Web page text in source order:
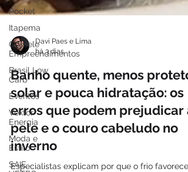
Pocket
Itapema
Gessele
Empreendimentos
Brasil Low
Carb
Eventos
Vektor
Energia
Moda e
Estilo
SAIE
Davi Paes e Lima
há 3 dias
Banho quente, menos
solar e pouca hidratação: os
erros que podem prejudicar a
pele e o couro cabeludo no